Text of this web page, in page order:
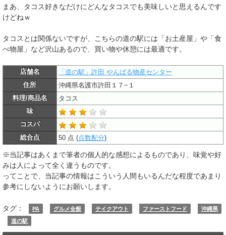
まあ、タコス好きなだけにどんなタコスでも美味しいと思えるんです
けどねｗ
タコスとは関係ないですが、こちらの道の駅には「お土産屋」や「食
べ物屋」など沢山あるので、買い物や休憩には最適です。
店舗名
「道の駅」許田 やんばる物産センター
住所
沖縄県名護市許田１７−１
料理/商品名
タコス
味
コスパ
総合点
50 点 (点数配分)
※当記事はあくまで筆者の個人的な感想によるものであり、味覚や好
みは人によって全く違うものです。
ってことで、当記事の情報はこういう人間もいるんだな程度であまり
参考にしないようにお願いします。
タグ： PA グルメ全般 テイクアウト ファーストフード
沖縄県
道の駅